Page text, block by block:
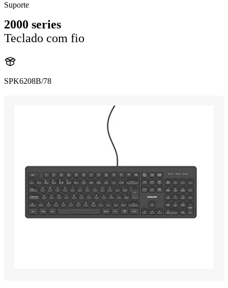
Suporte
2000 series
Teclado com fio
SPK6208B/78